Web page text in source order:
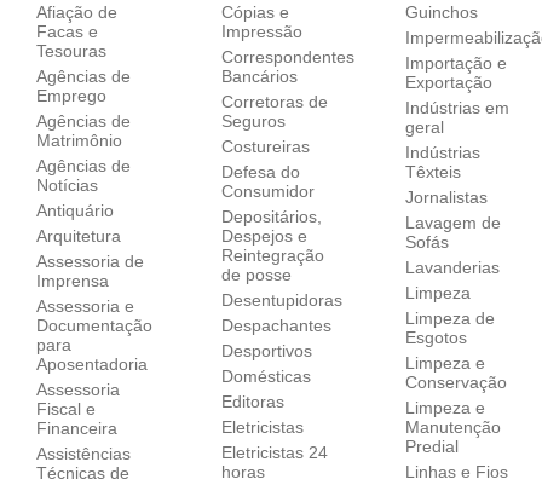
Afiação de
Facas e
Tesouras
Agências de
Emprego
Agências de
Matrimônio
Agências de
Notícias
Antiquário
Arquitetura
Assessoria de
Imprensa
Assessoria e
Documentação
para
Aposentadoria
Assessoria
Fiscal e
Financeira
Assistências
Técnicas de
Cópias e
Impressão
Correspondentes
Bancários
Corretoras de
Seguros
Costureiras
Defesa do
Consumidor
Depositários,
Despejos e
Reintegração
de posse
Desentupidoras
Despachantes
Desportivos
Domésticas
Editoras
Eletricistas
Eletricistas 24
horas
Guinchos
Importação e
Exportação
Indústrias em
geral
Indústrias
Têxteis
Jornalistas
Lavagem de
Sofás
Lavanderias
Limpeza
Limpeza de
Esgotos
Limpeza e
Conservação
Limpeza e
Manutenção
Predial
Linhas e Fios